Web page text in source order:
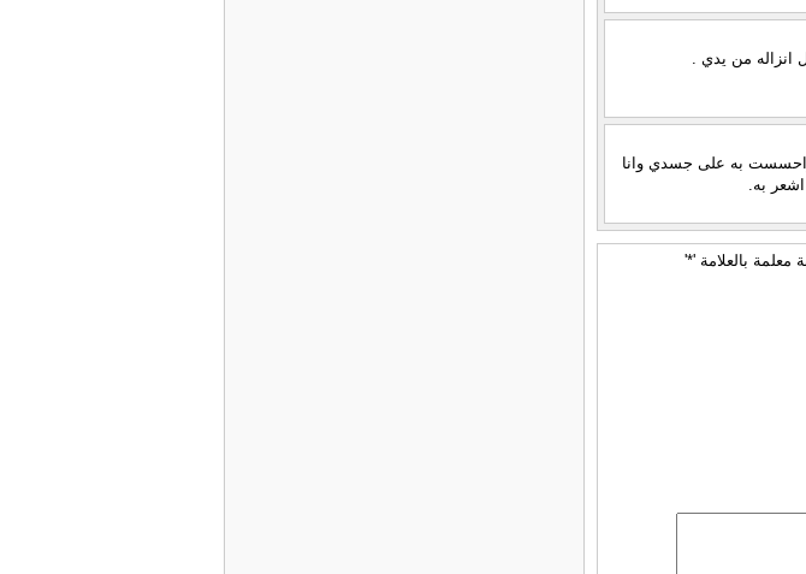
انزاله من يدي .
به على جسدي وانا
به.
معلمة بالعلامة '*'